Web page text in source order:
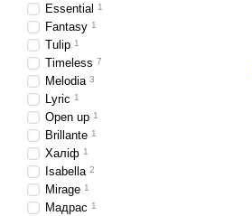
Essential 1
Fantasy 1
Tulip 1
Timeless 7
Melodia 3
Lyric 1
Open up 1
Brillante 1
Халіф 1
Isabella 2
Mirage 1
Мадрас 1